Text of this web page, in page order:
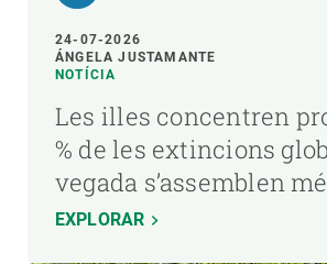
24-07-2026
ÁNGELA JUSTAMANTE
NOTÍCIA
Les illes concentren
% de les extincions
vegada s’assemblen
EXPLORAR